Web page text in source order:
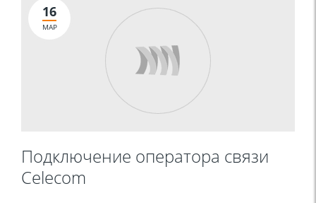
16
МАР
Подключение оператора связи
Celecom